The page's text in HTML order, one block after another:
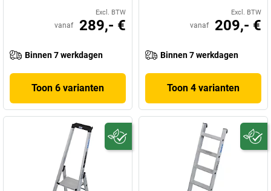
Excl. BTW
vanaf 289,- €
Binnen 7 werkdagen
Toon 6 varianten
Excl. BTW
vanaf 209,- €
Binnen 7 werkdagen
Toon 4 varianten